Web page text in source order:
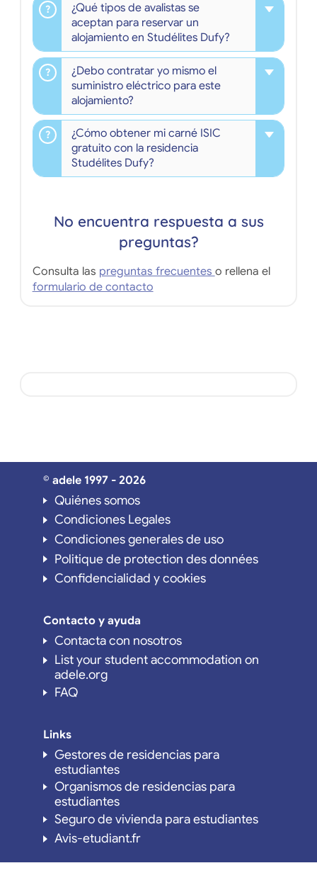
¿Qué tipos de avalistas se
aceptan para reservar un
alojamiento en Studélites Dufy?
¿Debo contratar yo mismo el
suministro eléctrico para este
alojamiento?
¿Cómo obtener mi carné ISIC
gratuito con la residencia
Studélites Dufy?
No encuentra respuesta a sus
preguntas?
Consulta las preguntas frecuentes o rellena el
formulario de contacto
© adele 1997 - 2026
Quiénes somos
Condiciones Legales
Condiciones generales de uso
Politique de protection des données
Confidencialidad y cookies
Contacto y ayuda
Contacta con nosotros
List your student accommodation on
adele.org
FAQ
Links
Gestores de residencias para
estudiantes
Organismos de residencias para
estudiantes
Seguro de vivienda para estudiantes
Avis-etudiant.fr